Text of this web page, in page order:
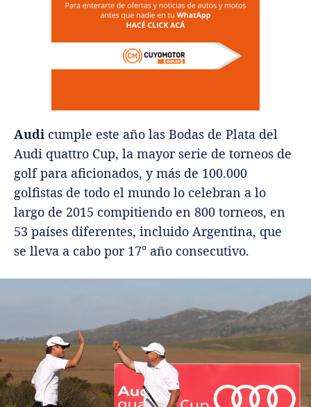
Audi cumple este año las Bodas de Plata del
Audi quattro Cup, la mayor serie de torneos de
golf para aficionados, y más de 100.000
golfistas de todo el mundo lo celebran a lo
largo de 2015 compitiendo en 800 torneos, en
53 países diferentes, incluido Argentina, que
se lleva a cabo por 17° año consecutivo.